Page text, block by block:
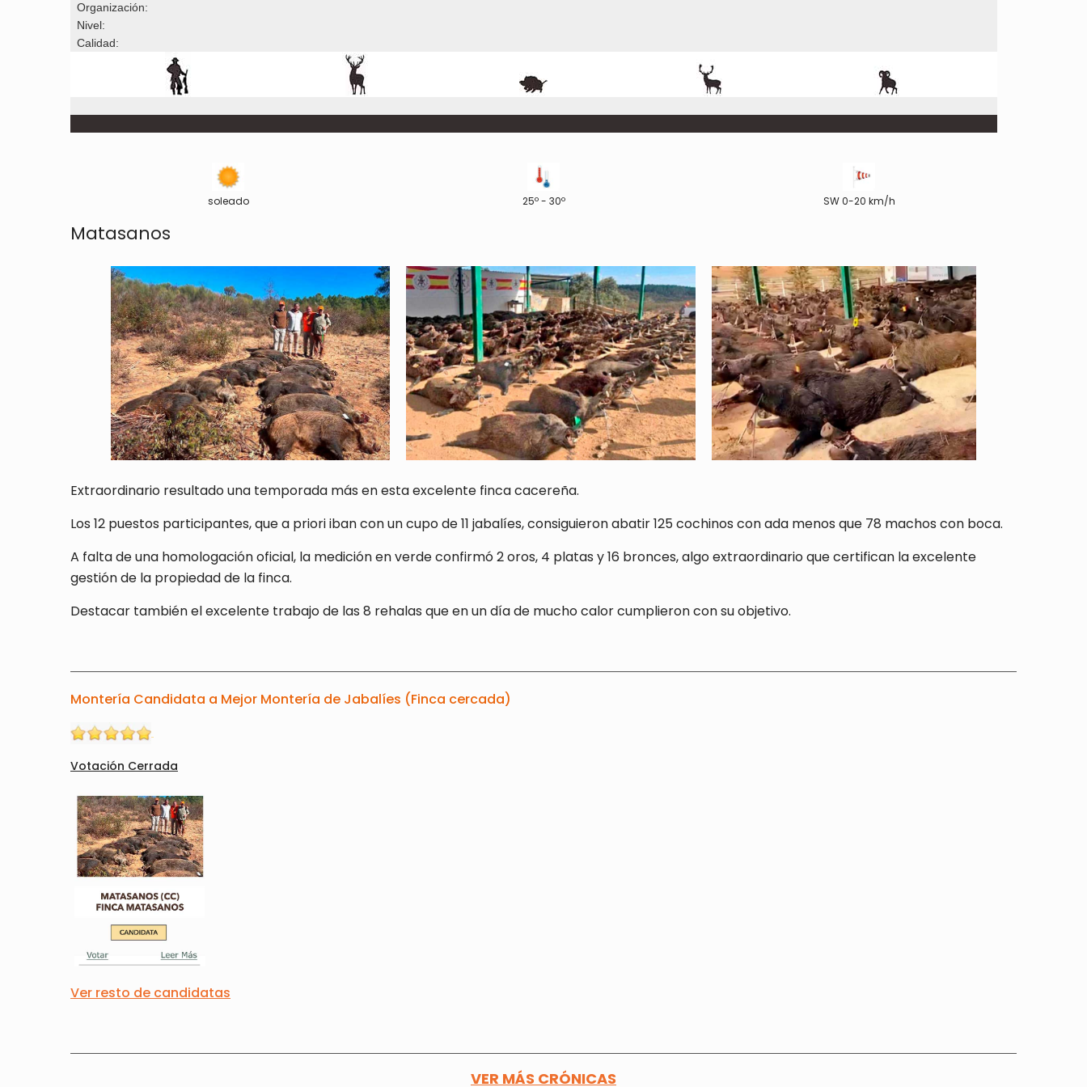
Organización:
Nivel:
Calidad:
soleado 25º - 30º SW 0-20 km/h
Matasanos
Extraordinario resultado una temporada más en esta excelente finca cacereña.
Los 12 puestos participantes, que a priori iban con un cupo de 11 jabalíes, consiguieron abatir 125 cochinos con ada menos que 78 machos con boca.
A falta de una homologación oficial, la medición en verde confirmó 2 oros, 4 platas y 16 bronces, algo extraordinario que certifican la excelente
gestión de la propiedad de la finca.
Destacar también el excelente trabajo de las 8 rehalas que en un día de mucho calor cumplieron con su objetivo.
Montería Candidata a Mejor Montería de Jabalíes (Finca cercada)
Votación Cerrada
Ver resto de candidatas
VER MÁS CRÓNICAS